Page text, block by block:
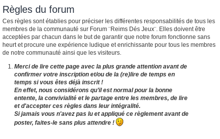
Règles du forum
Ces règles sont établies pour préciser les différentes responsabilités de tous les
membres de la communauté sur Forum ¨Reims Dés Jeux¨. Elles doivent être
acceptées par chacun dans le but de garantir que notre forum fonctionne sans
heurt et procure une expérience ludique et enrichissante pour tous les membres
de notre communauté ainsi que les visiteurs.
Merci de lire cette page avec la plus grande attention avant de
confirmer votre inscription et/ou de la (re)lire de temps en
temps si vous êtes déjà inscrit !
En effet, nous considérons qu’il est normal pour la bonne
entente, la convivialité et le partage entre les membres, de lire
et d'accepter ces règles dans leur intégralité.
Si jamais vous n'avez pas lu et appliqué ce règlement avant de
poster, faites-le sans plus attendre !